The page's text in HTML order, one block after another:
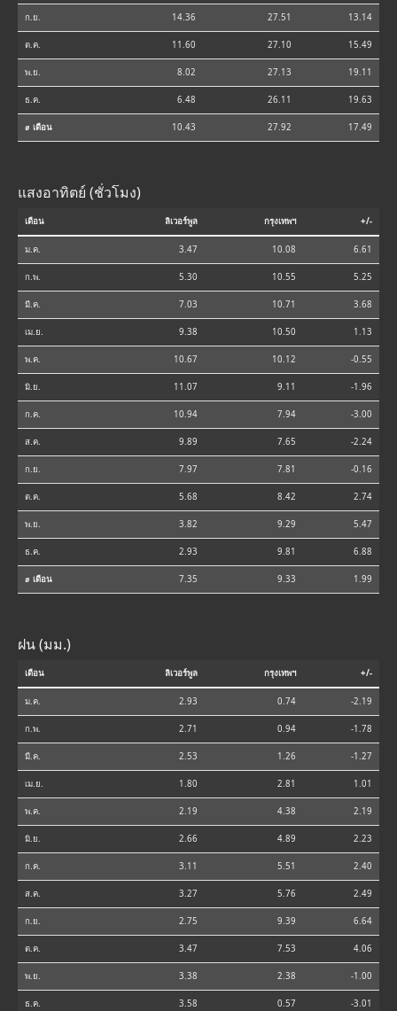
ก.ย. 14.36 27.51 13.14
ต.ค. 11.60 27.10 15.49
พ.ย. 8.02 27.13 19.11
ธ.ค. 6.48 26.11 19.63
⌀ เดือน 10.43 27.92 17.49
แสงอาทิตย์ (ชั่วโมง)
เดือน ลิเวอร์พูล กรุงเทพฯ +/-
ม.ค. 3.47 10.08 6.61
ก.พ. 5.30 10.55 5.25
มี.ค. 7.03 10.71 3.68
เม.ย. 9.38 10.50 1.13
พ.ค. 10.67 10.12 -0.55
มิ.ย. 11.07 9.11 -1.96
ก.ค. 10.94 7.94 -3.00
ส.ค. 9.89 7.65 -2.24
ก.ย. 7.97 7.81 -0.16
ต.ค. 5.68 8.42 2.74
พ.ย. 3.82 9.29 5.47
ธ.ค. 2.93 9.81 6.88
⌀ เดือน 7.35 9.33 1.99
ฝน (มม.)
เดือน ลิเวอร์พูล กรุงเทพฯ +/-
ม.ค. 2.93 0.74 -2.19
ก.พ. 2.71 0.94 -1.78
มี.ค. 2.53 1.26 -1.27
เม.ย. 1.80 2.81 1.01
พ.ค. 2.19 4.38 2.19
มิ.ย. 2.66 4.89 2.23
ก.ค. 3.11 5.51 2.40
ส.ค. 3.27 5.76 2.49
ก.ย. 2.75 9.39 6.64
ต.ค. 3.47 7.53 4.06
พ.ย. 3.38 2.38 -1.00
ธ.ค. 3.58 0.57 -3.01